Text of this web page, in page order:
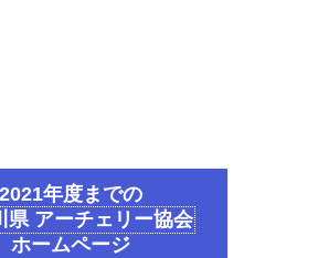
2021年度までの
県 アーチェリー協会
ホームページ